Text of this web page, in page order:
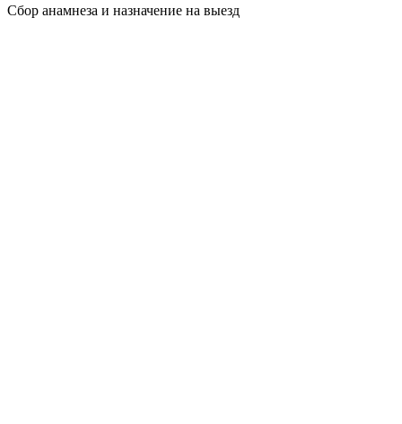
Сбор анамнеза и назначение на выезд